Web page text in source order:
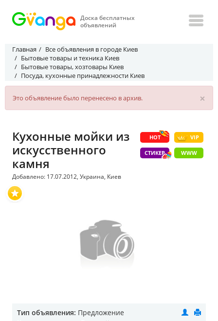
Доска бесплатных
объявлений
Главная
Все объявления в городе Киев
Бытовые товары и техника Киев
Бытовые товары, хозтовары Киев
Посуда, кухонные принадлежности Киев
×
Это объявление было перенесено в архив.
HOT VIP
СТИКЕР WWW
Кухонные мойки из
искусственного
камня
Добавлено: 17.07.2012, Украина, Киев
Тип объявления: Предложение